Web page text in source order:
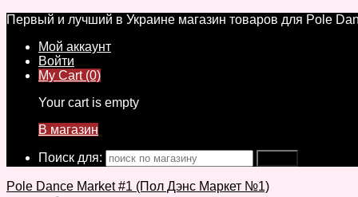
Первый и лучший в Украине магазин товаров для Pole
Мой аккаунт
Войти
My Cart (0)
Your cart is empty
В магазин
Поиск для:
Pole Dance Market #1 (Пол Дэнс Маркет №1)